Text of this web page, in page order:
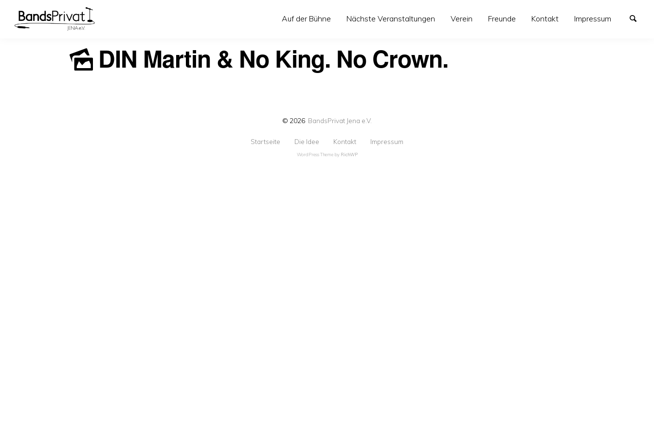
Auf der Bühne Nächste Veranstaltungen Verein Freunde Kontakt Impressum
DIN Martin & No King. No Crown.
© 2026 BandsPrivat Jena e.V.
Startseite Die Idee Kontakt Impressum
WordPress Theme by RichWP